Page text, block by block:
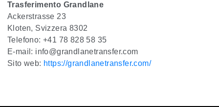
Trasferimento Grandlane
Ackerstrasse 23
Kloten, Svizzera 8302
Telefono: +41 78 828 58 35
E-mail: info@grandlanetransfer.com
Sito web: https://grandlanetransfer.com/